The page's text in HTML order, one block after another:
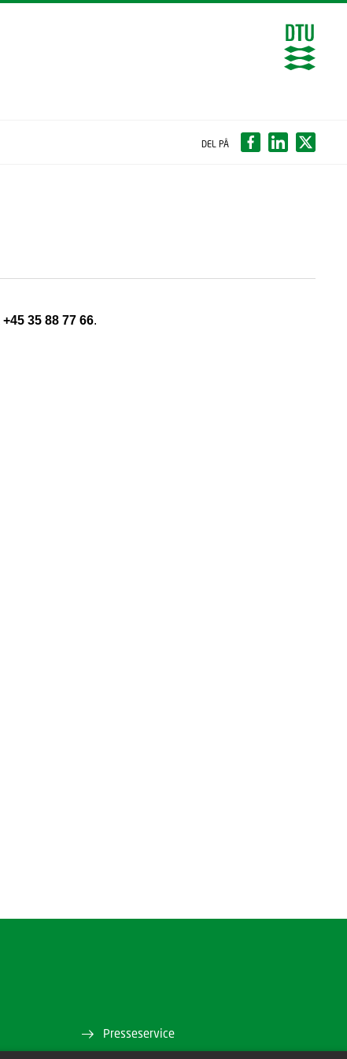
DEL PÅ
+45 35 88 77 66.
Presseservice